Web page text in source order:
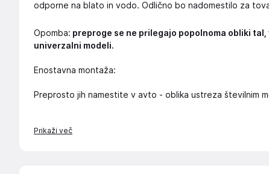
odporne na blato in vodo. Odlično bo nadomestilo za
Opomba: preproge se ne prilegajo popolnoma obliki
univerzalni modeli.
Enostavna montaža:
Preprosto jih namestite v avto - oblika ustreza številnim
Prikaži več